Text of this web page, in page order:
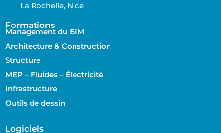
La Rochelle, Nice
Formations
Management du BIM
Architecture & Construction
Structure
MEP – Fluides – Électricité
Infrastructure
Outils de dessin
Logiciels